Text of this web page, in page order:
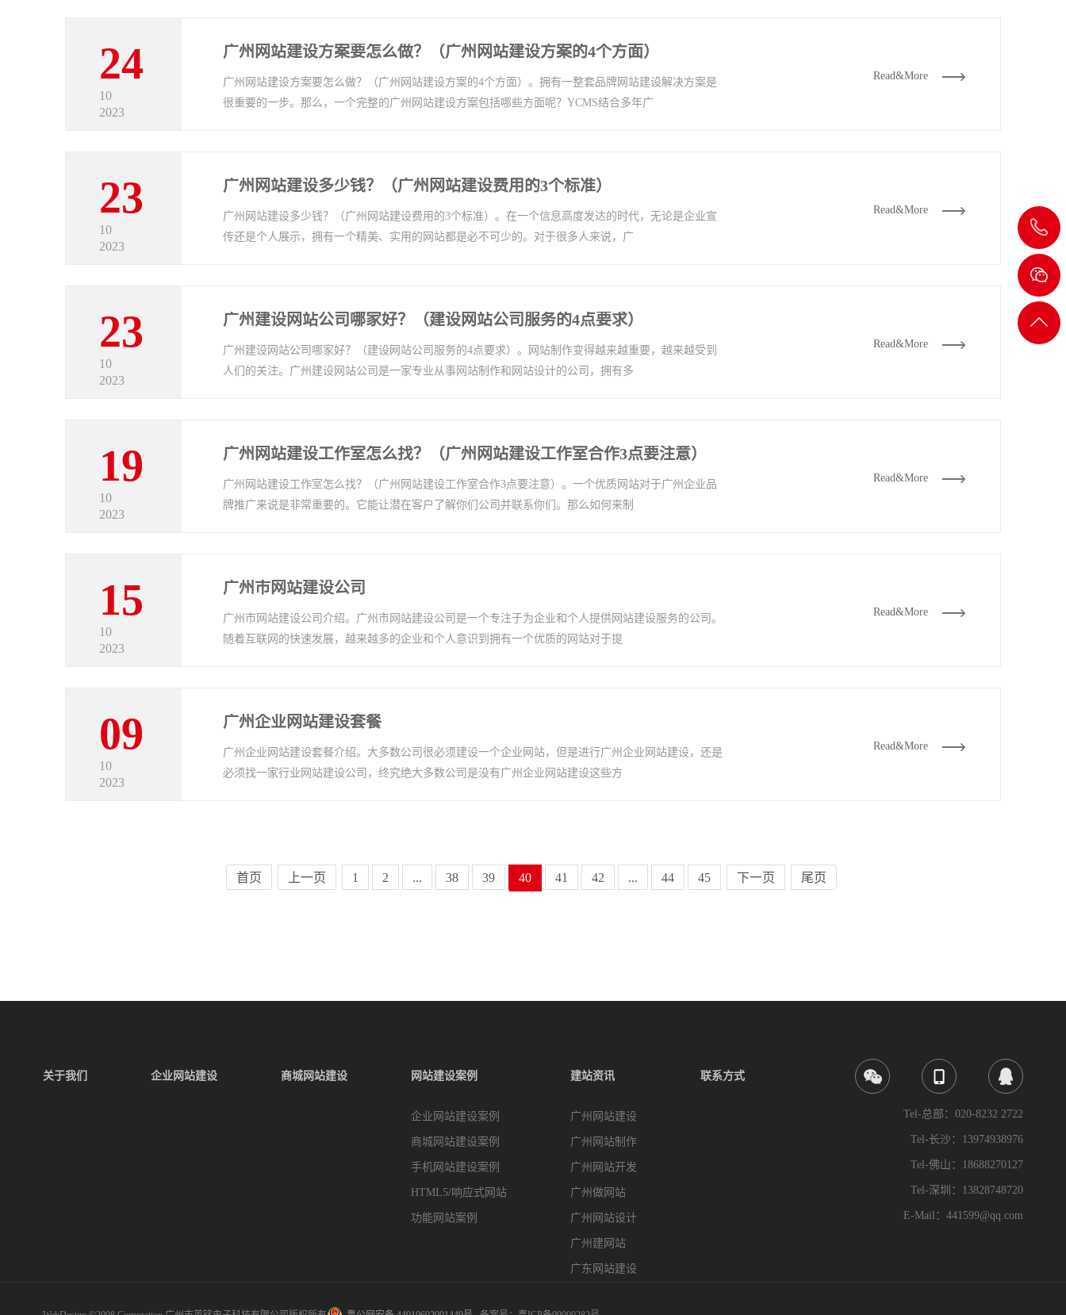
020-
8232
2722
返回
24
10
2023
广州网站建设方案要怎么做？（广州网站建设方案的4个方面）
广州网站建设方案要怎么做？（广州网站建设方案的4个方面）。拥有一整套品牌网站建设解决方案是
很重要的一步。那么，一个完整的广州网站建设方案包括哪些方面呢？YCMS结合多年广
Read&More
23
10
2023
广州网站建设多少钱？（广州网站建设费用的3个标准）
广州网站建设多少钱？（广州网站建设费用的3个标准）。在一个信息高度发达的时代，无论是企业宣
传还是个人展示，拥有一个精美、实用的网站都是必不可少的。对于很多人来说，广
Read&More
23
10
2023
广州建设网站公司哪家好？（建设网站公司服务的4点要求）
广州建设网站公司哪家好？（建设网站公司服务的4点要求）。网站制作变得越来越重要，越来越受到
人们的关注。广州建设网站公司是一家专业从事网站制作和网站设计的公司，拥有多
Read&More
19
10
2023
广州网站建设工作室怎么找？（广州网站建设工作室合作3点要注意）
广州网站建设工作室怎么找？（广州网站建设工作室合作3点要注意）。一个优质网站对于广州企业品
牌推广来说是非常重要的。它能让潜在客户了解你们公司并联系你们。那么如何来制
Read&More
15
10
2023
广州市网站建设公司
广州市网站建设公司介绍。广州市网站建设公司是一个专注于为企业和个人提供网站建设服务的公司。
随着互联网的快速发展，越来越多的企业和个人意识到拥有一个优质的网站对于提
Read&More
09
10
2023
广州企业网站建设套餐
广州企业网站建设套餐介绍。大多数公司很必须建设一个企业网站，但是进行广州企业网站建设，还是
必须找一家行业网站建设公司，终究绝大多数公司是没有广州企业网站建设这些方
Read&More
首页 上一页 1 2 ... 38 39 40 41 42 ... 44 45 下一页 尾页
关于我们 企业网站建设 商城网站建设 网站建设案例
企业网站建设案例
商城网站建设案例
手机网站建设案例
HTML5/响应式网站
功能网站案例
建站资讯
广州网站建设
广州网站制作
广州网站开发
广州做网站
广州网站设计
广州建网站
广东网站建设
联系方式
Tel-总部：020-8232 2722
Tel-长沙：13974938976
Tel-佛山：18688270127
Tel-深圳：13828748720
E-Mail：441599@qq.com